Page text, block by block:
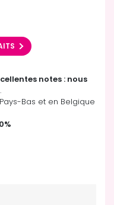
notes : nous
.
Bas et en Belgique